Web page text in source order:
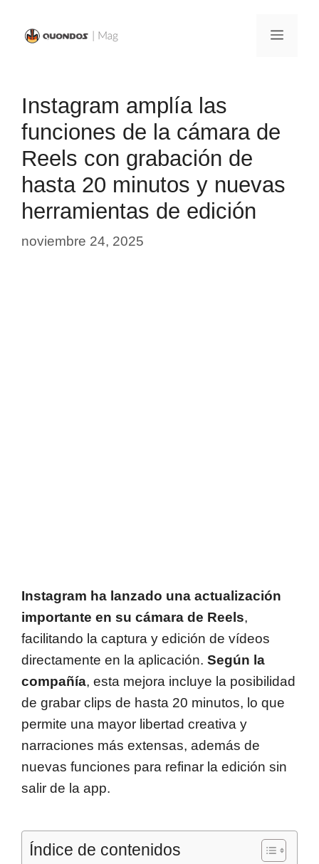
Menú
Instagram amplía las
funciones de la cámara de
Reels con grabación de
hasta 20 minutos y nuevas
herramientas de edición
noviembre 24, 2025
Instagram ha lanzado una actualización
importante en su cámara de Reels,
facilitando la captura y edición de vídeos
directamente en la aplicación. Según la
compañía, esta mejora incluye la posibilidad
de grabar clips de hasta 20 minutos, lo que
permite una mayor libertad creativa y
narraciones más extensas, además de
nuevas funciones para refinar la edición sin
salir de la app.
Índice de contenidos